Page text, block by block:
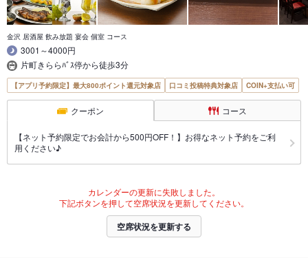
金沢 居酒屋 飲み放題 宴会 個室 コース
3001～4000円
片町きららﾊﾞｽ停から徒歩3分
【アプリ予約限定】最大800ポイント還元対象店 口コミ投稿特典対象店 COIN+支払い可
クーポン コース
【ネット予約限定でお会計から500円OFF！】お得なネット予約をご利
用ください♪
カレンダーの更新に失敗しました。
下記ボタンを押して空席状況を更新してください。
空席状況を更新する